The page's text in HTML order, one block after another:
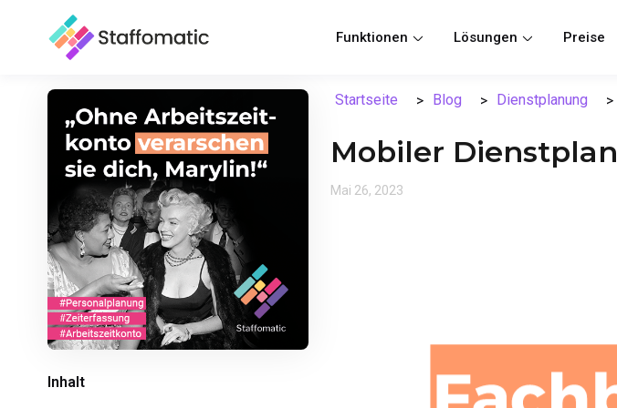
Funktionen Lösungen Preise
Inhalt
Startseite Blog Dienstplanung
Mobiler Dienstplan
Mai 26, 2023